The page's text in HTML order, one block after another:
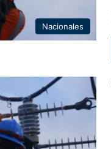
Nacionales